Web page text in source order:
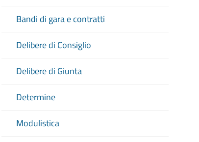
Bandi di gara e contratti
Delibere di Consiglio
Delibere di Giunta
Determine
Modulistica